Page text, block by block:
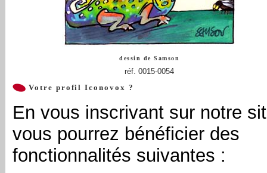
dessin de Samson
réf. 0015-0054
Votre profil Iconovox ?
En vous inscrivant sur notre
vous pourrez bénéficier des
fonctionnalités suivantes :